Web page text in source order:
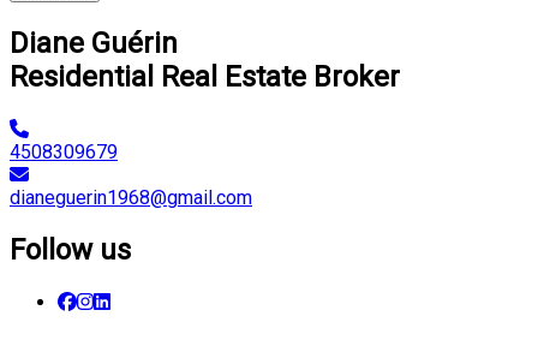
Diane Guérin
Residential Real Estate Broker
4508309679
dianeguerin1968@gmail.com
Follow us